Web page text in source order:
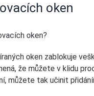
oken
oken?
oken zablokuje
že můžete v klidu
můžete tak učinit